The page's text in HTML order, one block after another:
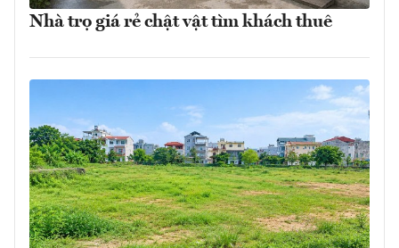
Nhà trọ giá rẻ chật vật tìm khách thuê